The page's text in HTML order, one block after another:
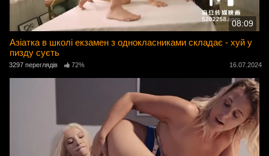
08:09
Азіатка в школі екзамен з однокласниками складає - хуй у
пизду суєть
3297 переглядів 72% 16.07.2024